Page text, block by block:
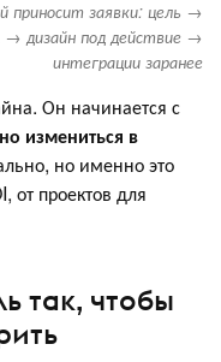
приносит заявки: цель →
→ дизайн под действие →
интеграции заранее
Он начинается с
измениться в
но именно это
от проектов для
так, чтобы